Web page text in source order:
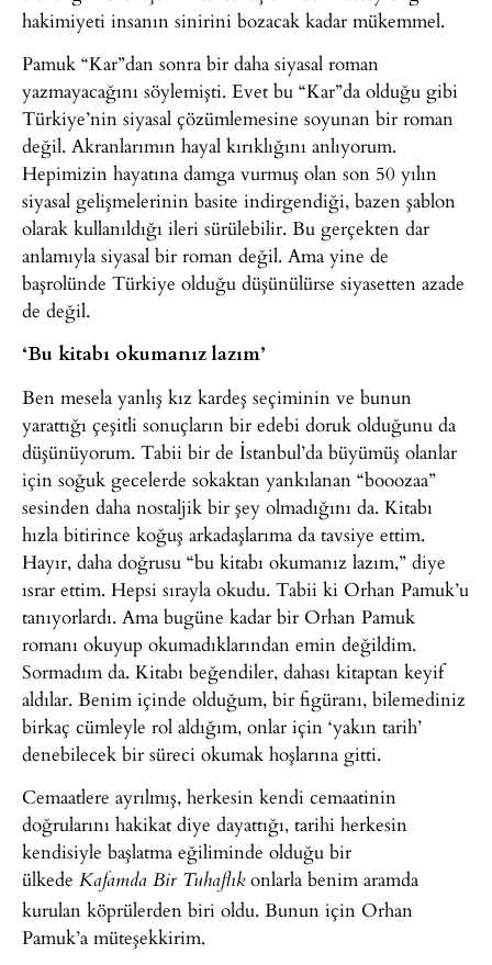
hakimiyeti insanın sinirini bozacak kadar mükemmel.
Pamuk “Kar”dan sonra bir daha siyasal roman
yazmayacağını söylemişti. Evet bu “Kar”da olduğu gibi
Türkiye’nin siyasal çözümlemesine soyunan bir roman
değil. Akranlarımın hayal kırıklığını anlıyorum.
Hepimizin hayatına damga vurmuş olan son 50 yılın
siyasal gelişmelerinin basite indirgendiği, bazen şablon
olarak kullanıldığı ileri sürülebilir. Bu gerçekten dar
anlamıyla siyasal bir roman değil. Ama yine de
başrolünde Türkiye olduğu düşünülürse siyasetten azade
de değil.
‘Bu kitabı okumanız lazım’
Ben mesela yanlış kız kardeş seçiminin ve bunun
yarattığı çeşitli sonuçların bir edebi doruk olduğunu da
düşünüyorum. Tabii bir de İstanbul’da büyümüş olanlar
için soğuk gecelerde sokaktan yankılanan “booozaa”
sesinden daha nostaljik bir şey olmadığını da. Kitabı
hızla bitirince koğuş arkadaşlarıma da tavsiye ettim.
Hayır, daha doğrusu “bu kitabı okumanız lazım,” diye
ısrar ettim. Hepsi sırayla okudu. Tabii ki Orhan Pamuk’u
tanıyorlardı. Ama bugüne kadar bir Orhan Pamuk
romanı okuyup okumadıklarından emin değildim.
Sormadım da. Kitabı beğendiler, dahası kitaptan keyif
aldılar. Benim içinde olduğum, bir figüranı, bilemediniz
birkaç cümleyle rol aldığım, onlar için ‘yakın tarih’
denebilecek bir süreci okumak hoşlarına gitti.
Cemaatlere ayrılmış, herkesin kendi cemaatinin
doğrularını hakikat diye dayattığı, tarihi herkesin
kendisiyle başlatma eğiliminde olduğu bir
ülkede Kafamda Bir Tuhaflıkonlarla benim aramda
kurulan köprülerden biri oldu. Bunun için Orhan
Pamuk’a müteşekkirim.